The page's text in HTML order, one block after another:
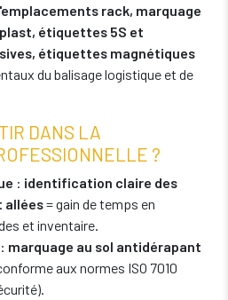
rack, marquage
étiquettes 5S et
étiquettes magnétiques
du balisage logistique et de
DANS LA
?
: identification claire des
allées= gain de temps en
et inventaire.
: marquage au sol antidérapant
aux normes ISO 7010